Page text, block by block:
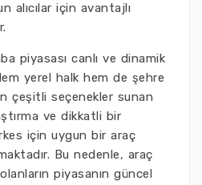
alıcılar için avantajlı
piyasası canlı ve dinamik
yerel halk hem de şehre
çeşitli seçenekler sunan
ve dikkatli bir
için uygun bir araç
Bu nedenle, araç
piyasanın güncel